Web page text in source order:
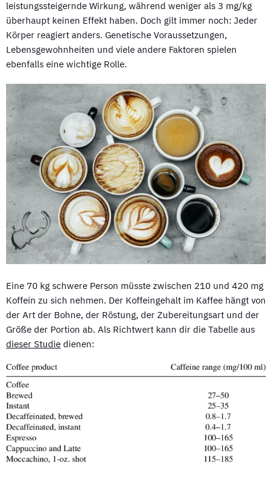
leistungssteigernde Wirkung, während weniger als 3 mg/kg
überhaupt keinen Effekt haben. Doch gilt immer noch: Jeder
Körper reagiert anders. Genetische Voraussetzungen,
Lebensgewohnheiten und viele andere Faktoren spielen
ebenfalls eine wichtige Rolle.
Eine 70 kg schwere Person müsste zwischen 210 und 420 mg
Koffein zu sich nehmen. Der Koffeingehalt im Kaffee hängt von
der Art der Bohne, der Röstung, der Zubereitungsart und der
Größe der Portion ab. Als Richtwert kann dir die Tabelle aus
dieser Studie dienen: